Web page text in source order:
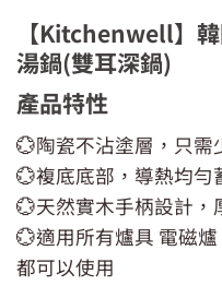
【Kitchenwell】
湯鍋(雙耳深鍋)
產品特性
💮陶瓷不沾塗層，只
💮複底底部，導熱均勻
💮天然實木手柄設計，
💮適用所有爐具 電磁
都可以使用